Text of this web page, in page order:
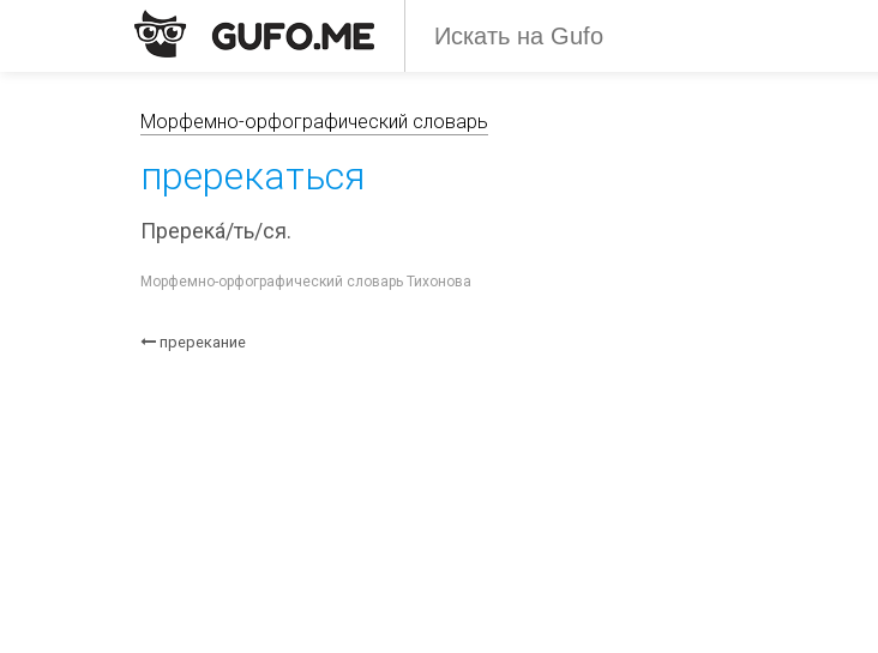
Морфемно-орфографический словарь
пререкаться
Пререка́/ть/ся.
Морфемно-орфографический словарь Тихонова
пререкание